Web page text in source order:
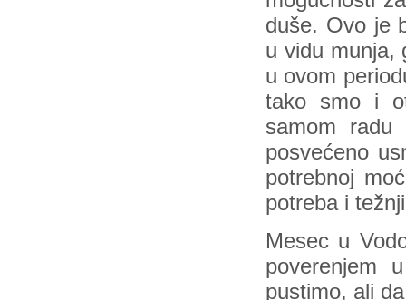
duše. Ovo je
u vidu munja,
u ovom
tako smo i
samom radu
posvećeno
potrebnoj
potreba i
Mesec u
poverenjem
pustimo, ali